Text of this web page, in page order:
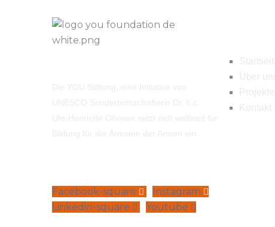
Facebook-square
Instagram
Linkedin-square
Youtube